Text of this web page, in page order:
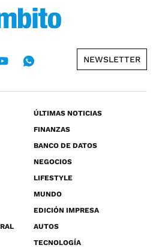
NEWSLETTER
ÚLTIMAS NOTICIAS
FINANZAS
BANCO DE DATOS
NEGOCIOS
LIFESTYLE
MUNDO
EDICIÓN IMPRESA
AUTOS
TECNOLOGÍA